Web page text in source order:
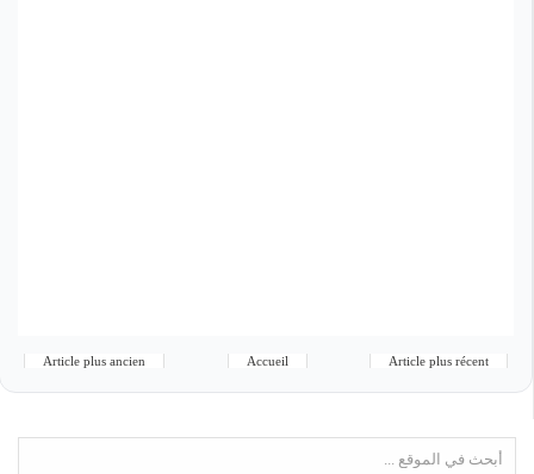
Article plus récent
Article plus ancien Accueil